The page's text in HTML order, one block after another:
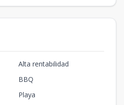
Alta rentabilidad
BBQ
Playa